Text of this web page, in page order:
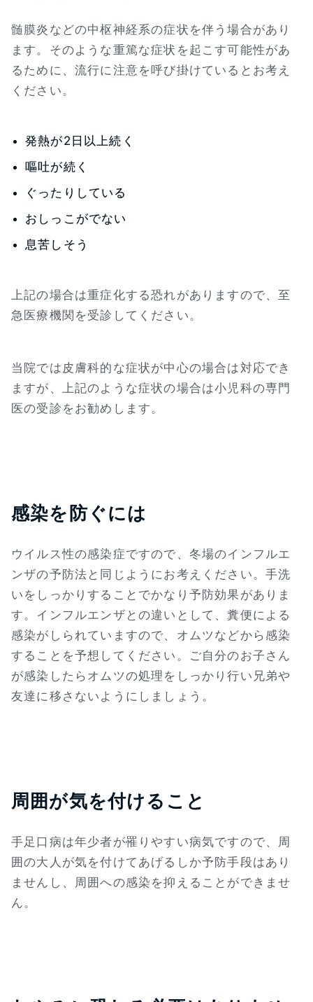
髄膜炎などの中枢神経系の症状を伴う場合があり
ます。そのような重篤な症状を起こす可能性があ
るために、流行に注意を呼び掛けているとお考え
ください。
発熱が2日以上続く
嘔吐が続く
ぐったりしている
おしっこがでない
息苦しそう
上記の場合は重症化する恐れがありますので、至
急医療機関を受診してください。
当院では皮膚科的な症状が中心の場合は対応でき
ますが、上記のような症状の場合は小児科の専門
医の受診をお勧めします。
感染を防ぐには
ウイルス性の感染症ですので、冬場のインフルエ
ンザの予防法と同じようにお考えください。手洗
いをしっかりすることでかなり予防効果がありま
す。インフルエンザとの違いとして、糞便による
感染がしられていますので、オムツなどから感染
することを予想してください。ご自分のお子さん
が感染したらオムツの処理をしっかり行い兄弟や
友達に移さないようにしましょう。
周囲が気を付けること
手足口病は年少者が罹りやすい病気ですので、周
囲の大人が気を付けてあげるしか予防手段はあり
ませんし、周囲への感染を抑えることができませ
ん。